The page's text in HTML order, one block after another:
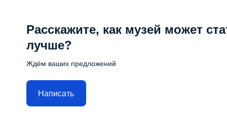
Расскажите, как музей может
лучше?
Ждём ваших предложений
Написать